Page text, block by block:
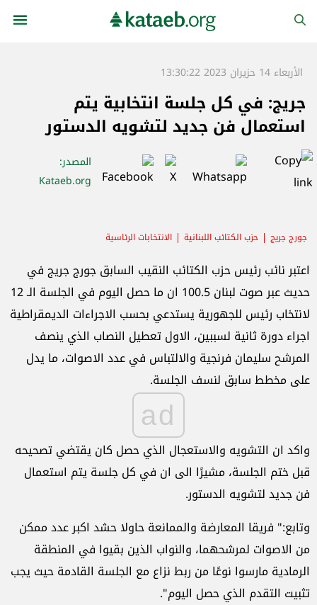
الأربعاء 14 حزيران 2023 13:30:22
جريج: في كل جلسة انتخابية يتم
استعمال فن جديد لتشويه الدستور
المصدر:
Kataeb.org
جورج جريج حزب الكتائب اللبنانية الانتخابات الرئاسية
اعتبر نائب رئيس حزب الكتائب النقيب السابق جورج جريج في
حديث عبر صوت لبنان 100.5 ان ما حصل اليوم في الجلسة الـ 12
لانتخاب رئيس للجهورية يستدعي بحسب الاجراءات الديمقراطية
اجراء دورة ثانية لسببين، الاول تعطيل النصاب الذي ينصف
المرشح سليمان فرنجية والالتباس في عدد الاصوات، ما يدل
على مخطط سابق لنسف الجلسة.
ad
واكد ان التشويه والاستعجال الذي حصل كان يقتضي تصحيحه
قبل ختم الجلسة، مشيرًا الى ان في كل جلسة يتم استعمال
فن جديد لتشويه الدستور.
وتابع:" فريقا المعارضة والممانعة حاولا حشد اكبر عدد ممكن
من الاصوات لمرشحهما، والنواب الذين بقيوا في المنطقة
الرمادية مارسوا نوعًا من ربط نزاع مع الجلسة القادمة حيث يجب
تثبيت التقدم الذي حصل اليوم".